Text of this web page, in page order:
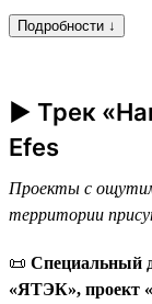
Подробности ↓
► Трек
Efes
Проекты с
территории
📜 Специальный
«ЯТЭК», проект